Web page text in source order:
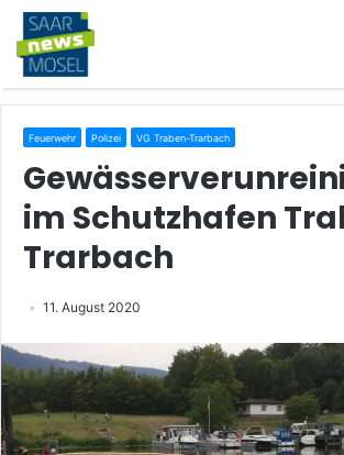
Feuerwehr Polizei VG Traben-Trarbach
im Schutzhafen
Trarbach
11. August 2020